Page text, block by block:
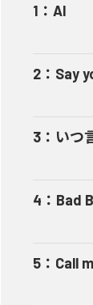
1 ： AI
2 ： Say
3 ： いつ
4 ： Bad
5 ： Call